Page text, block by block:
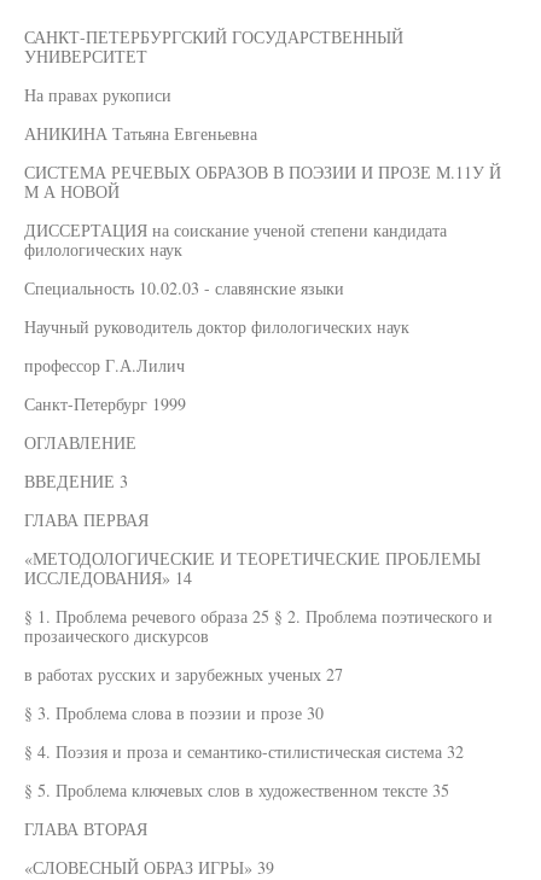
САНКТ-ПЕТЕРБУРГСКИЙ ГОСУДАРСТВЕННЫЙ
УНИВЕРСИТЕТ
На правах рукописи
АНИКИНА Татьяна Евгеньевна
СИСТЕМА РЕЧЕВЫХ ОБРАЗОВ В ПОЭЗИИ И ПРОЗЕ М.11У Й
М А НОВОЙ
ДИССЕРТАЦИЯ на соискание ученой степени кандидата
филологических наук
Специальность 10.02.03 - славянские языки
Научный руководитель доктор филологических наук
профессор Г.А.Лилич
Санкт-Петербург 1999
ОГЛАВЛЕНИЕ
ВВЕДЕНИЕ 3
ГЛАВА ПЕРВАЯ
«МЕТОДОЛОГИЧЕСКИЕ И ТЕОРЕТИЧЕСКИЕ ПРОБЛЕМЫ
ИССЛЕДОВАНИЯ» 14
§ 1. Проблема речевого образа 25 § 2. Проблема поэтического и
прозаического дискурсов
в работах русских и зарубежных ученых 27
§ 3. Проблема слова в поэзии и прозе 30
§ 4. Поэзия и проза и семантико-стилистическая система 32
§ 5. Проблема ключевых слов в художественном тексте 35
ГЛАВА ВТОРАЯ
«СЛОВЕСНЫЙ ОБРАЗ ИГРЫ» 39